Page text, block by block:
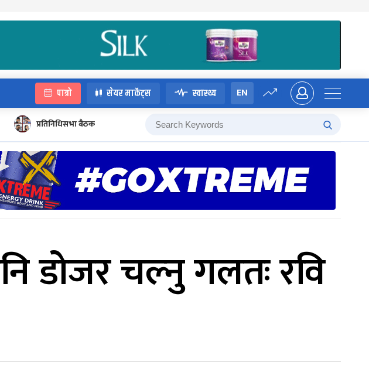
पात्रो सेयर मार्केट्स स्वास्थ्य EN
प्रतिनिधिसभा बैठक
डोजर चल्नु गलतः रवि